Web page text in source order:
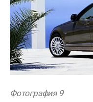
Фотография 9